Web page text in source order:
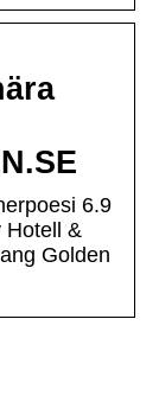
6.9
Hotell &
Golden